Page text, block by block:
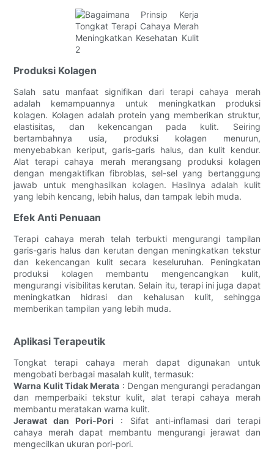
Produksi Kolagen
Salah satu manfaat signifikan dari terapi cahaya merah
adalah kemampuannya untuk meningkatkan produksi
kolagen. Kolagen adalah protein yang memberikan struktur,
elastisitas, dan kekencangan pada kulit. Seiring
bertambahnya usia, produksi kolagen menurun,
menyebabkan keriput, garis-garis halus, dan kulit kendur.
Alat terapi cahaya merah merangsang produksi kolagen
dengan mengaktifkan fibroblas, sel-sel yang bertanggung
jawab untuk menghasilkan kolagen. Hasilnya adalah kulit
yang lebih kencang, lebih halus, dan tampak lebih muda.
Efek Anti Penuaan
Terapi cahaya merah telah terbukti mengurangi tampilan
garis-garis halus dan kerutan dengan meningkatkan tekstur
dan kekencangan kulit secara keseluruhan. Peningkatan
produksi kolagen membantu mengencangkan kulit,
mengurangi visibilitas kerutan. Selain itu, terapi ini juga dapat
meningkatkan hidrasi dan kehalusan kulit, sehingga
memberikan tampilan yang lebih muda.
Aplikasi Terapeutik
Tongkat terapi cahaya merah dapat digunakan untuk
mengobati berbagai masalah kulit, termasuk:
Warna Kulit Tidak Merata : Dengan mengurangi peradangan
dan memperbaiki tekstur kulit, alat terapi cahaya merah
membantu meratakan warna kulit.
Jerawat dan Pori-Pori : Sifat anti-inflamasi dari terapi
cahaya merah dapat membantu mengurangi jerawat dan
mengecilkan ukuran pori-pori.